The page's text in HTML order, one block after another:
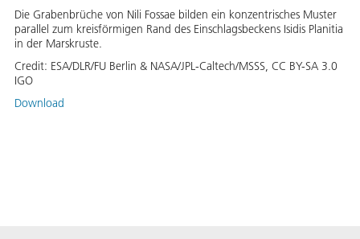
Die Grabenbrüche von Nili Fossae bilden ein konzentrisches Muster
parallel zum kreisförmigen Rand des Einschlagsbeckens Isidis Planitia
in der Marskruste.
Credit: ESA/DLR/FU Berlin & NASA/JPL-Caltech/MSSS, CC BY-SA 3.0
IGO
Download